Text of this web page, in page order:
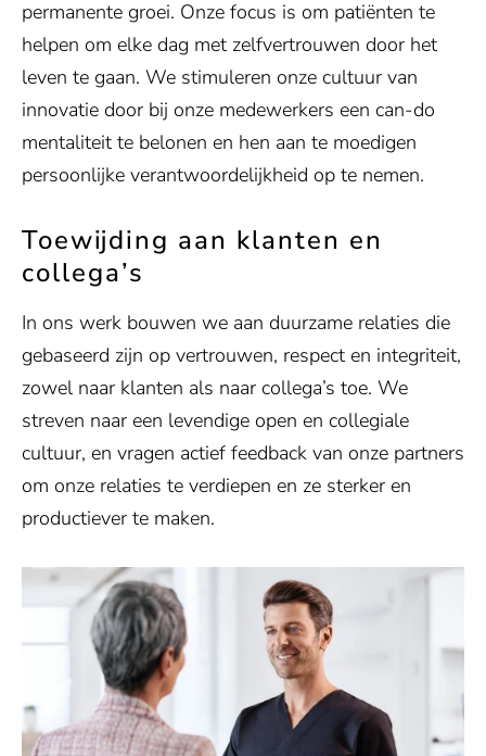
permanente groei. Onze focus is om patiënten te
helpen om elke dag met zelfvertrouwen door het
leven te gaan. We stimuleren onze cultuur van
innovatie door bij onze medewerkers een can-do
mentaliteit te belonen en hen aan te moedigen
persoonlijke verantwoordelijkheid op te nemen.
Toewijding aan klanten en
collega’s
In ons werk bouwen we aan duurzame relaties die
gebaseerd zijn op vertrouwen, respect en integriteit,
zowel naar klanten als naar collega’s toe. We
streven naar een levendige open en collegiale
cultuur, en vragen actief feedback van onze partners
om onze relaties te verdiepen en ze sterker en
productiever te maken.